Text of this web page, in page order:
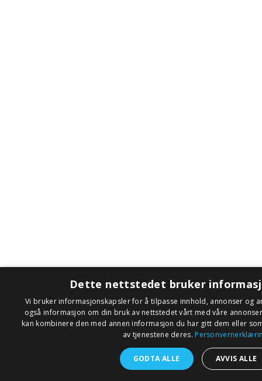
Dette nettstedet bruker
Vi bruker informasjonskapsler for å tilpasse innhold, annonser og
også informasjon om din bruk av nettstedet vårt med våre
kan kombinere den med annen informasjon du har gitt dem eller
av tjenestene deres.
GODTA ALLE AVVIS ALLE